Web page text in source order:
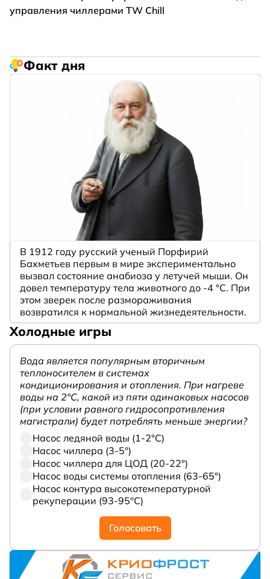
управления чиллерами TW Chill
Факт дня
В 1912 году русский ученый Порфирий
Бахметьев первым в мире экспериментально
вызвал состояние анабиоза у летучей мыши. Он
довел температуру тела животного до -4 °C. При
этом зверек после размораживания
возвратился к нормальной жизнедеятельности.
Холодные игры
Вода является популярным вторичным
теплоносителем в системах
кондиционирования и отопления. При нагреве
воды на 2°С, какой из пяти одинаковых насосов
(при условии равного гидросопротивления
магистрали) будет потреблять меньше энергии?
Насос ледяной воды (1-2°С)
Насос чиллера (3-5°)
Насос чиллера для ЦОД (20-22°)
Насос воды системы отопления (63-65°)
Насос контура высокотемпературной
рекуперации (93-95°С)
Голосовать